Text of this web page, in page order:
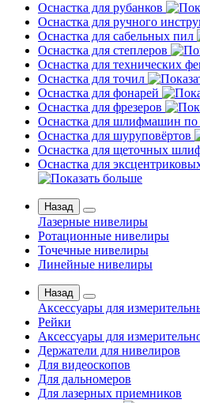
Оснастка для рубанков
Оснастка для ручного
Оснастка для сабельных пил
Оснастка для степлеров
Оснастка для технических
Оснастка для точил
Оснастка для фонарей
Оснастка для фрезеров
Оснастка для шлифмашин по
Оснастка для шуруповёртов
Оснастка для щеточных
Оснастка для
Назад
Лазерные нивелиры
Ротационные нивелиры
Точечные нивелиры
Линейные нивелиры
Назад
Аксессуары для
Рейки
Аксессуары для
Держатели для нивелиров
Для видеоскопов
Для дальномеров
Для лазерных приемников